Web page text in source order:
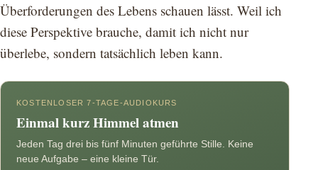
Überforderungen des Lebens schauen lässt. Weil ich
diese Perspektive brauche, damit ich nicht nur
überlebe, sondern tatsächlich leben kann.
KOSTENLOSER 7-TAGE-AUDIOKURS
Einmal kurz Himmel atmen
Jeden Tag drei bis fünf Minuten geführte Stille. Keine
neue Aufgabe – eine kleine Tür.